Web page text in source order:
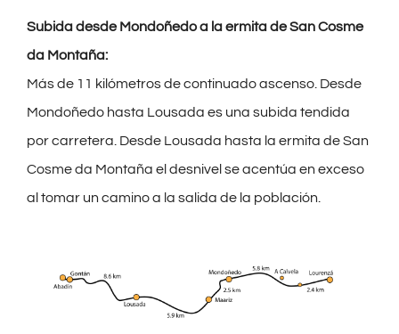
Subida desde Mondoñedo a la ermita de San Cosme
da Montaña:
Más de 11 kilómetros de continuado ascenso. Desde
Mondoñedo hasta Lousada es una subida tendida
por carretera. Desde Lousada hasta la ermita de San
Cosme da Montaña el desnivel se acentúa en exceso
al tomar un camino a la salida de la población.